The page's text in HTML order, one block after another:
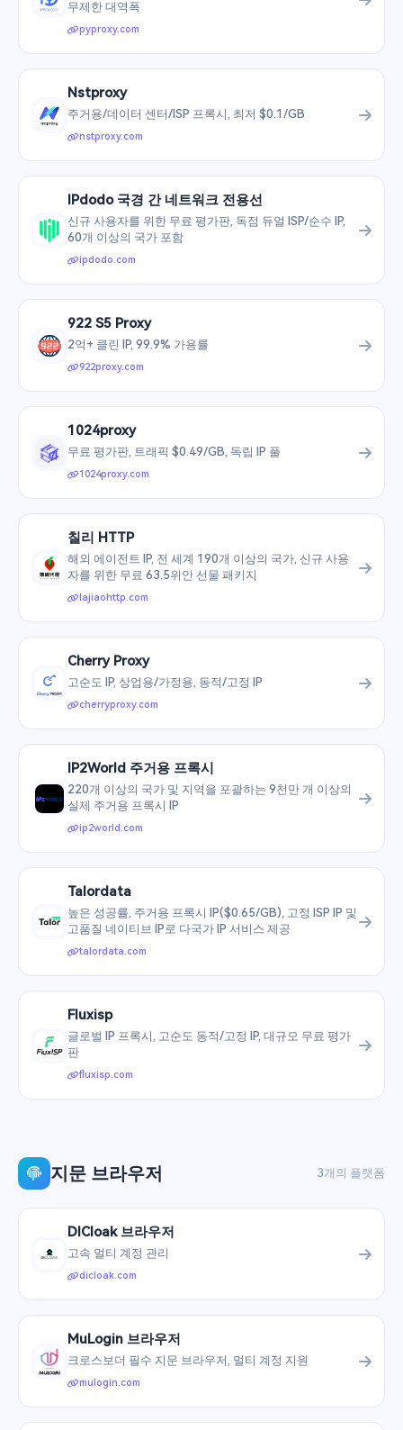
무제한 대역폭
pyproxy.com
Nstproxy
주거용/데이터 센터/ISP 프록시, 최저 $0.1/GB
nstproxy.com
IPdodo 국경 간 네트워크 전용선
신규 사용자를 위한 무료 평가판, 독점 듀얼 ISP/순수 IP,
60개 이상의 국가 포함
ipdodo.com
922 S5 Proxy
2억+ 클린 IP, 99.9% 가용률
922proxy.com
1024proxy
무료 평가판, 트래픽 $0.49/GB, 독립 IP 풀
1024proxy.com
칠리 HTTP
해외 에이전트 IP, 전 세계 190개 이상의 국가, 신규 사용
자를 위한 무료 63.5위안 선물 패키지
lajiaohttp.com
Cherry Proxy
고순도 IP, 상업용/가정용, 동적/고정 IP
cherryproxy.com
IP2World 주거용 프록시
220개 이상의 국가 및 지역을 포괄하는 9천만 개 이상의
실제 주거용 프록시 IP
ip2world.com
Talordata
높은 성공률, 주거용 프록시 IP($0.65/GB), 고정 ISP IP 및
고품질 네이티브 IP로 다국가 IP 서비스 제공
talordata.com
Fluxisp
글로벌 IP 프록시, 고순도 동적/고정 IP, 대규모 무료 평가
판
fluxisp.com
지문 브라우저 3개의 플랫폼
DICloak 브라우저
고속 멀티 계정 관리
dicloak.com
MuLogin 브라우저
크로스보더 필수 지문 브라우저, 멀티 계정 지원
mulogin.com